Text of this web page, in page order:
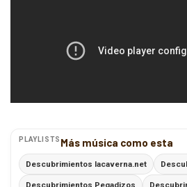
PLAYLISTS Más música como esta
Descubrimientos lacaverna.net
Descubrimientos Pegadizos